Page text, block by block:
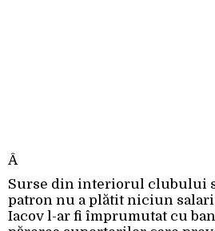
Â
Surse din interiorul clubului
patron nu a plătit niciun
Iacov l-ar fi împrumutat cu